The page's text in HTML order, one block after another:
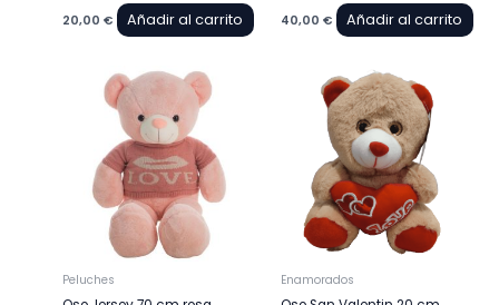
20,00 € Añadir al carrito 40,00 € Añadir al carrito
Peluches Enamorados